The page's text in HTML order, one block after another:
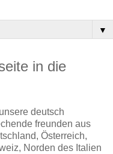
▼
in die
deutsch
freunden aus
Österreich,
Norden des Italien